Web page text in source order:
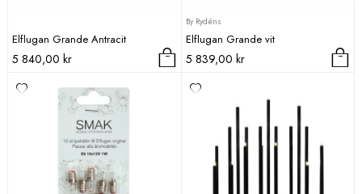
Elflugan Grande Antracit
5 840,00 kr
By Rydéns
Elflugan Grande vit
5 839,00 kr